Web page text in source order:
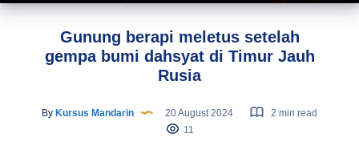
Gunung berapi meletus setelah
gempa bumi dahsyat di Timur Jauh
Rusia
By Kursus Mandarin 20 August 2024
2 min read
11